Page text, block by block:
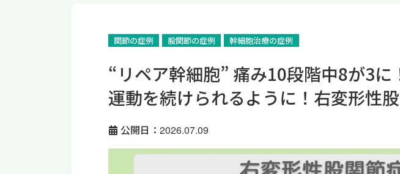
関節の症例 股関節の症例 幹細胞治療の症例
“リペア幹細胞” 痛み10段階中8が3に
運動を続けられるように！右変形性
公開日：2026.07.09